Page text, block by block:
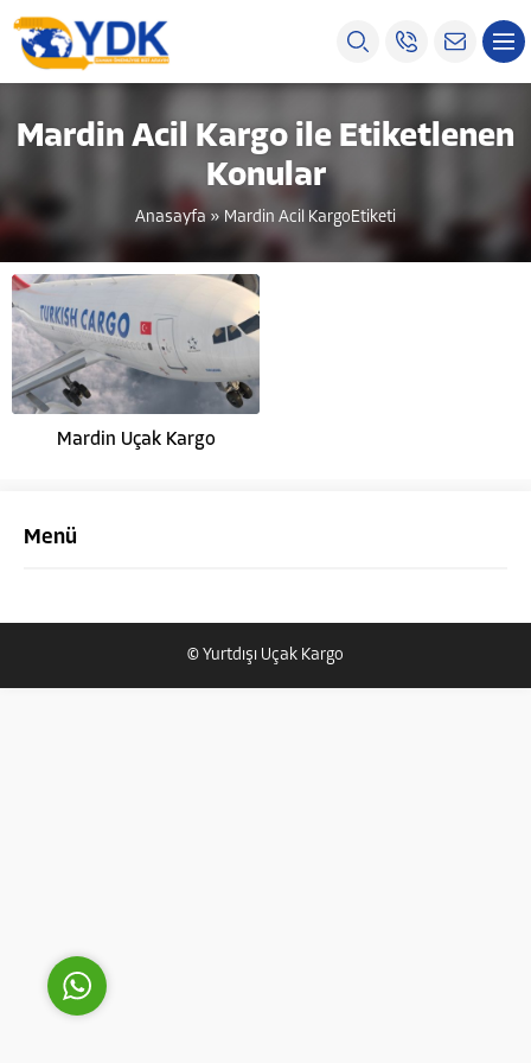
Mardin Acil Kargo ile Etiketlenen
Konular
Anasayfa» Mardin Acil KargoEtiketi
Mardin Uçak Kargo
Menü
© Yurtdışı Uçak Kargo